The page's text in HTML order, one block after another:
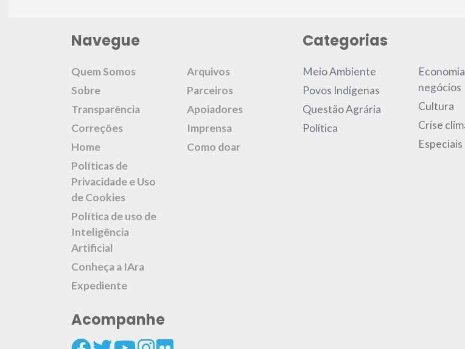
Navegue
Quem Somos
Sobre
Transparência
Correções
Home
Políticas de
Privacidade e Uso
de Cookies
Política de uso de
Inteligência
Artificial
Conheça a IAra
Expediente
Arquivos
Parceiros
Apoiadores
Imprensa
Como doar
Acompanhe
Categorias
Meio Ambiente
Povos Indígenas
Questão Agrária
Política
negócios
Cultura
Crise
Especiais